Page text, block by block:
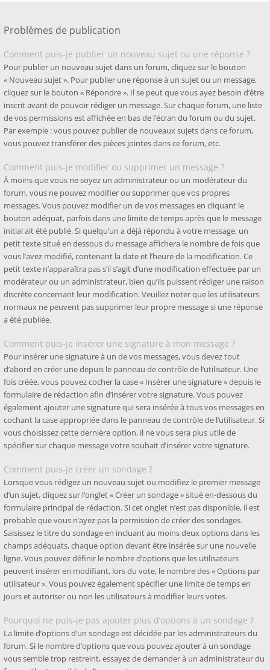
Problèmes de publication
Comment puis-je publier un nouveau sujet ou une réponse ?
Pour publier un nouveau sujet dans un forum, cliquez sur le bouton
« Nouveau sujet ». Pour publier une réponse à un sujet ou un message,
cliquez sur le bouton « Répondre ». Il se peut que vous ayez besoin d’être
inscrit avant de pouvoir rédiger un message. Sur chaque forum, une liste
de vos permissions est affichée en bas de l’écran du forum ou du sujet.
Par exemple : vous pouvez publier de nouveaux sujets dans ce forum,
vous pouvez transférer des pièces jointes dans ce forum, etc.
Comment puis-je modifier ou supprimer un message ?
À moins que vous ne soyez un administrateur ou un modérateur du
forum, vous ne pouvez modifier ou supprimer que vos propres
messages. Vous pouvez modifier un de vos messages en cliquant le
bouton adéquat, parfois dans une limite de temps après que le message
initial ait été publié. Si quelqu’un a déjà répondu à votre message, un
petit texte situé en dessous du message affichera le nombre de fois que
vous l’avez modifié, contenant la date et l’heure de la modification. Ce
petit texte n’apparaîtra pas s’il s’agit d’une modification effectuée par un
modérateur ou un administrateur, bien qu’ils puissent rédiger une raison
discrète concernant leur modification. Veuillez noter que les utilisateurs
normaux ne peuvent pas supprimer leur propre message si une réponse
a été publiée.
Comment puis-je insérer une signature à mon message ?
Pour insérer une signature à un de vos messages, vous devez tout
d’abord en créer une depuis le panneau de contrôle de l’utilisateur. Une
fois créée, vous pouvez cocher la case « Insérer une signature » depuis le
formulaire de rédaction afin d’insérer votre signature. Vous pouvez
également ajouter une signature qui sera insérée à tous vos messages en
cochant la case appropriée dans le panneau de contrôle de l’utilisateur. Si
vous choisissez cette dernière option, il ne vous sera plus utile de
spécifier sur chaque message votre souhait d’insérer votre signature.
Comment puis-je créer un sondage ?
Lorsque vous rédigez un nouveau sujet ou modifiez le premier message
d’un sujet, cliquez sur l’onglet « Créer un sondage » situé en-dessous du
formulaire principal de rédaction. Si cet onglet n’est pas disponible, il est
probable que vous n’ayez pas la permission de créer des sondages.
Saisissez le titre du sondage en incluant au moins deux options dans les
champs adéquats, chaque option devant être insérée sur une nouvelle
ligne. Vous pouvez définir le nombre d’options que les utilisateurs
peuvent insérer en modifiant, lors du vote, le nombre des « Options par
utilisateur ». Vous pouvez également spécifier une limite de temps en
jours et autoriser ou non les utilisateurs à modifier leurs votes.
Pourquoi ne puis-je pas ajouter plus d’options à un sondage ?
La limite d’options d’un sondage est décidée par les administrateurs du
forum. Si le nombre d’options que vous pouvez ajouter à un sondage
vous semble trop restreint, essayez de demander à un administrateur du